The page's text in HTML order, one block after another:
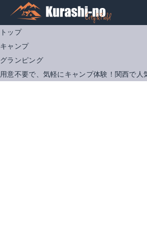
トップ
キャンプ
グランピング
用意不要で、気軽にキャンプ体験！関西で